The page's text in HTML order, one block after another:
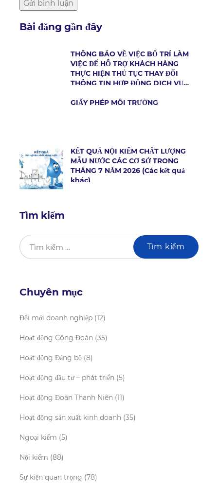
Bài đăng gần đây
THÔNG BÁO VỀ VIỆC BỐ TRÍ LÀM
VIỆC ĐỂ HỖ TRỢ KHÁCH HÀNG
THỰC HIỆN THỦ TỤC THAY ĐỔI
THÔNG TIN HỢP ĐỒNG DỊCH VỤ
GIẤY PHÉP MÔI TRƯỜNG
KẾT QUẢ NỘI KIỂM CHẤT LƯỢNG
MẪU NƯỚC CÁC CƠ SỞ TRONG
THÁNG 7 NĂM 2026 (Các kết quả
khác)
Tìm kiếm
Chuyên mục
Đổi mới doanh nghiệp (12)
Hoạt động Công Đoàn (35)
Hoạt động Đảng bộ (8)
Hoạt động đầu tư – phát triển (5)
Hoạt động Đoàn Thanh Niên (11)
Hoạt động sản xuất kinh doanh (35)
Ngoại kiểm (5)
Nội kiểm (88)
Sự kiện quan trọng (78)